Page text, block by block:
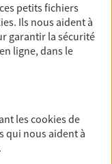
nous vous
nous
assurance
votre
petits fichiers
. Ils nous aident à
garantir la sécurité
ligne, dans le
lescookiesde
qui nous aident à